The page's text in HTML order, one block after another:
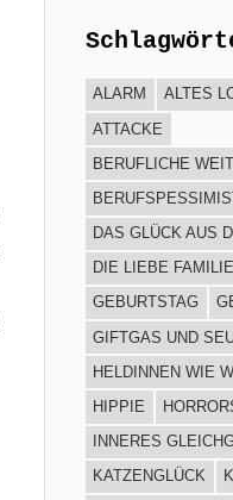
ALARM ALTES
ATTACKE
BERUFLICHE
DAS GLÜCK AUS
DIE LIEBE FAMILIE
GEBURTSTAG
GIFTGAS UND
HELDINNEN WIE
HIPPIE
INNERES
KATZENGLÜCK